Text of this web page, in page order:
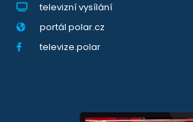
televizní vysílání
portál polar.cz
televize.polar